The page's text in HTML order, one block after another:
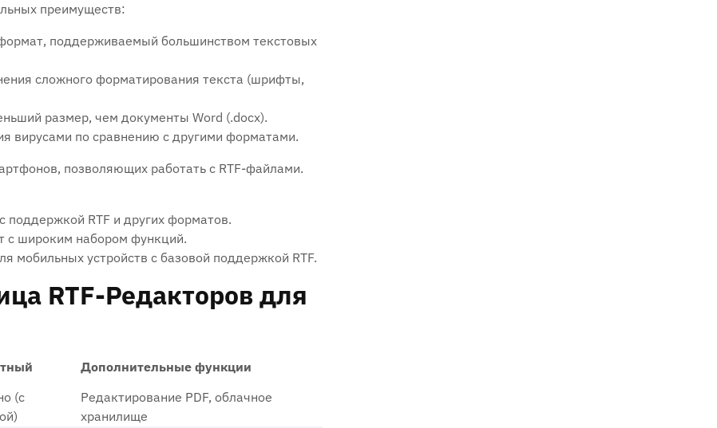
преимуществ:
поддерживаемый большинством текстовых
сложного форматирования текста (шрифты‚
размер‚ чем документы Word (.docx).
вирусами по сравнению с другими форматами.
позволяющих работать с RTF-файлами.
RTF и других форматов.
с широким набором функций.
мобильных устройств с базовой поддержкой RTF.
RTF-Редакторов для
Дополнительные функции
(с
Редактирование PDF‚ облачное
хранилище